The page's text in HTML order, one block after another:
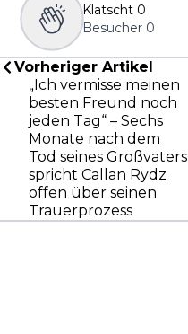
Klatscht 0
Besucher 0
Vorheriger Artikel
„Ich vermisse meinen
besten Freund noch
jeden Tag“ – Sechs
Monate nach dem
Tod seines Großvaters
spricht Callan Rydz
offen über seinen
Trauerprozess